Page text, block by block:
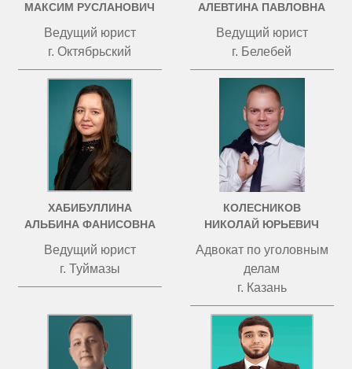
МАКСИМ РУСЛАНОВИЧ
Ведущий юрист
г. Октябрьский
АЛЕВТИНА ПАВЛОВНА
Ведущий юрист
г. Белебей
ХАБИБУЛЛИНА
АЛЬБИНА ФАНИСОВНА
Ведущий юрист
г. Туймазы
КОЛЕСНИКОВ
НИКОЛАЙ ЮРЬЕВИЧ
Адвокат по уголовным
делам
г. Казань